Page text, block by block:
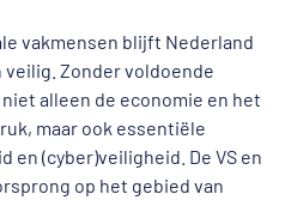
vakmensen blijft Nederland
Zonder voldoende
alleen de economie en het
maar ook essentiële
en (cyber)veiligheid. De VS en
op het gebied van